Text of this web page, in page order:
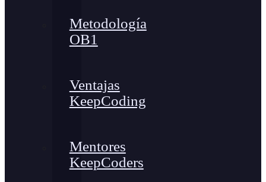
Metodología
OB1
Ventajas
KeepCoding
Mentores
KeepCoders